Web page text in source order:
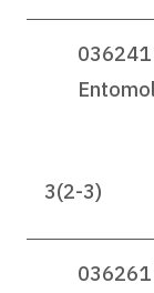
3(2-3)
036261